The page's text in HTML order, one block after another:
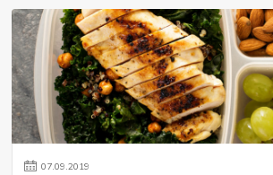
07.09.2019